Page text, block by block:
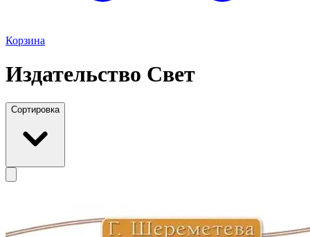
Корзина
Издательство Свет
Сортировка